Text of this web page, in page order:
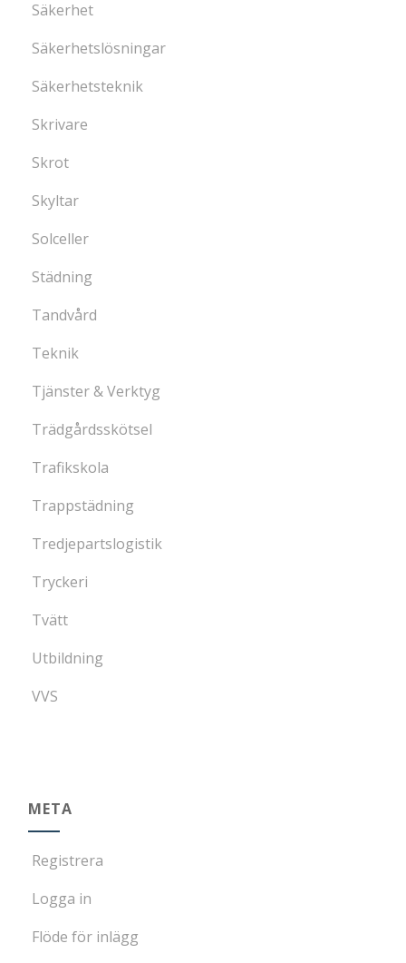
Säkerhet
Säkerhetslösningar
Säkerhetsteknik
Skrivare
Skrot
Skyltar
Solceller
Städning
Tandvård
Teknik
Tjänster & Verktyg
Trädgårdsskötsel
Trafikskola
Trappstädning
Tredjepartslogistik
Tryckeri
Tvätt
Utbildning
VVS
META
Registrera
Logga in
Flöde för inlägg